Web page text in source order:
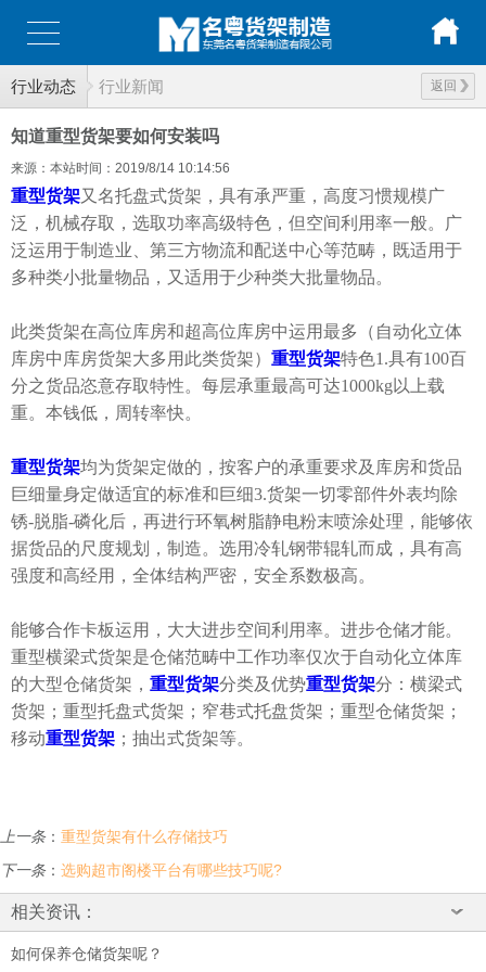
行业动态 返回
行业新闻
知道重型货架要如何安装吗
来源：本站时间：2019/8/14 10:14:56
重型货架又名托盘式货架，具有承严重，高度习惯规模广
泛，机械存取，选取功率高级特色，但空间利用率一般。广
泛运用于制造业、第三方物流和配送中心等范畴，既适用于
多种类小批量物品，又适用于少种类大批量物品。
此类货架在高位库房和超高位库房中运用最多（自动化立体
库房中库房货架大多用此类货架） 重型货架特色1.具有100百
分之货品恣意存取特性。每层承重最高可达1000kg以上载
重。本钱低，周转率快。
重型货架均为货架定做的，按客户的承重要求及库房和货品
巨细量身定做适宜的标准和巨细3.货架一切零部件外表均除
锈-脱脂-磷化后，再进行环氧树脂静电粉末喷涂处理，能够依
据货品的尺度规划，制造。选用冷轧钢带辊轧而成，具有高
强度和高经用，全体结构严密，安全系数极高。
能够合作卡板运用，大大进步空间利用率。进步仓储才能。
重型横梁式货架是仓储范畴中工作功率仅次于自动化立体库
的大型仓储货架， 重型货架分类及优势重型货架分：横梁式
货架；重型托盘式货架；窄巷式托盘货架；重型仓储货架；
移动重型货架 ；抽出式货架等。
上一条： 重型货架有什么存储技巧
下一条： 选购超市阁楼平台有哪些技巧呢?
相关资讯：
如何保养仓储货架呢？